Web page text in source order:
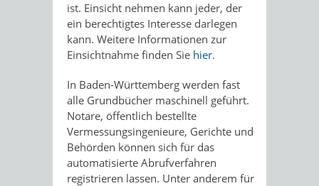
ist. Einsicht nehmen kann jeder, der
ein berechtigtes Interesse darlegen
kann. Weitere Informationen zur
Einsichtnahme finden Sie hier.
In Baden-Württemberg werden fast
alle Grundbücher maschinell geführt.
Notare, öffentlich bestellte
Vermessungsingenieure, Gerichte und
Behörden können sich für das
automatisierte Abrufverfahren
registrieren lassen. Unter anderem für